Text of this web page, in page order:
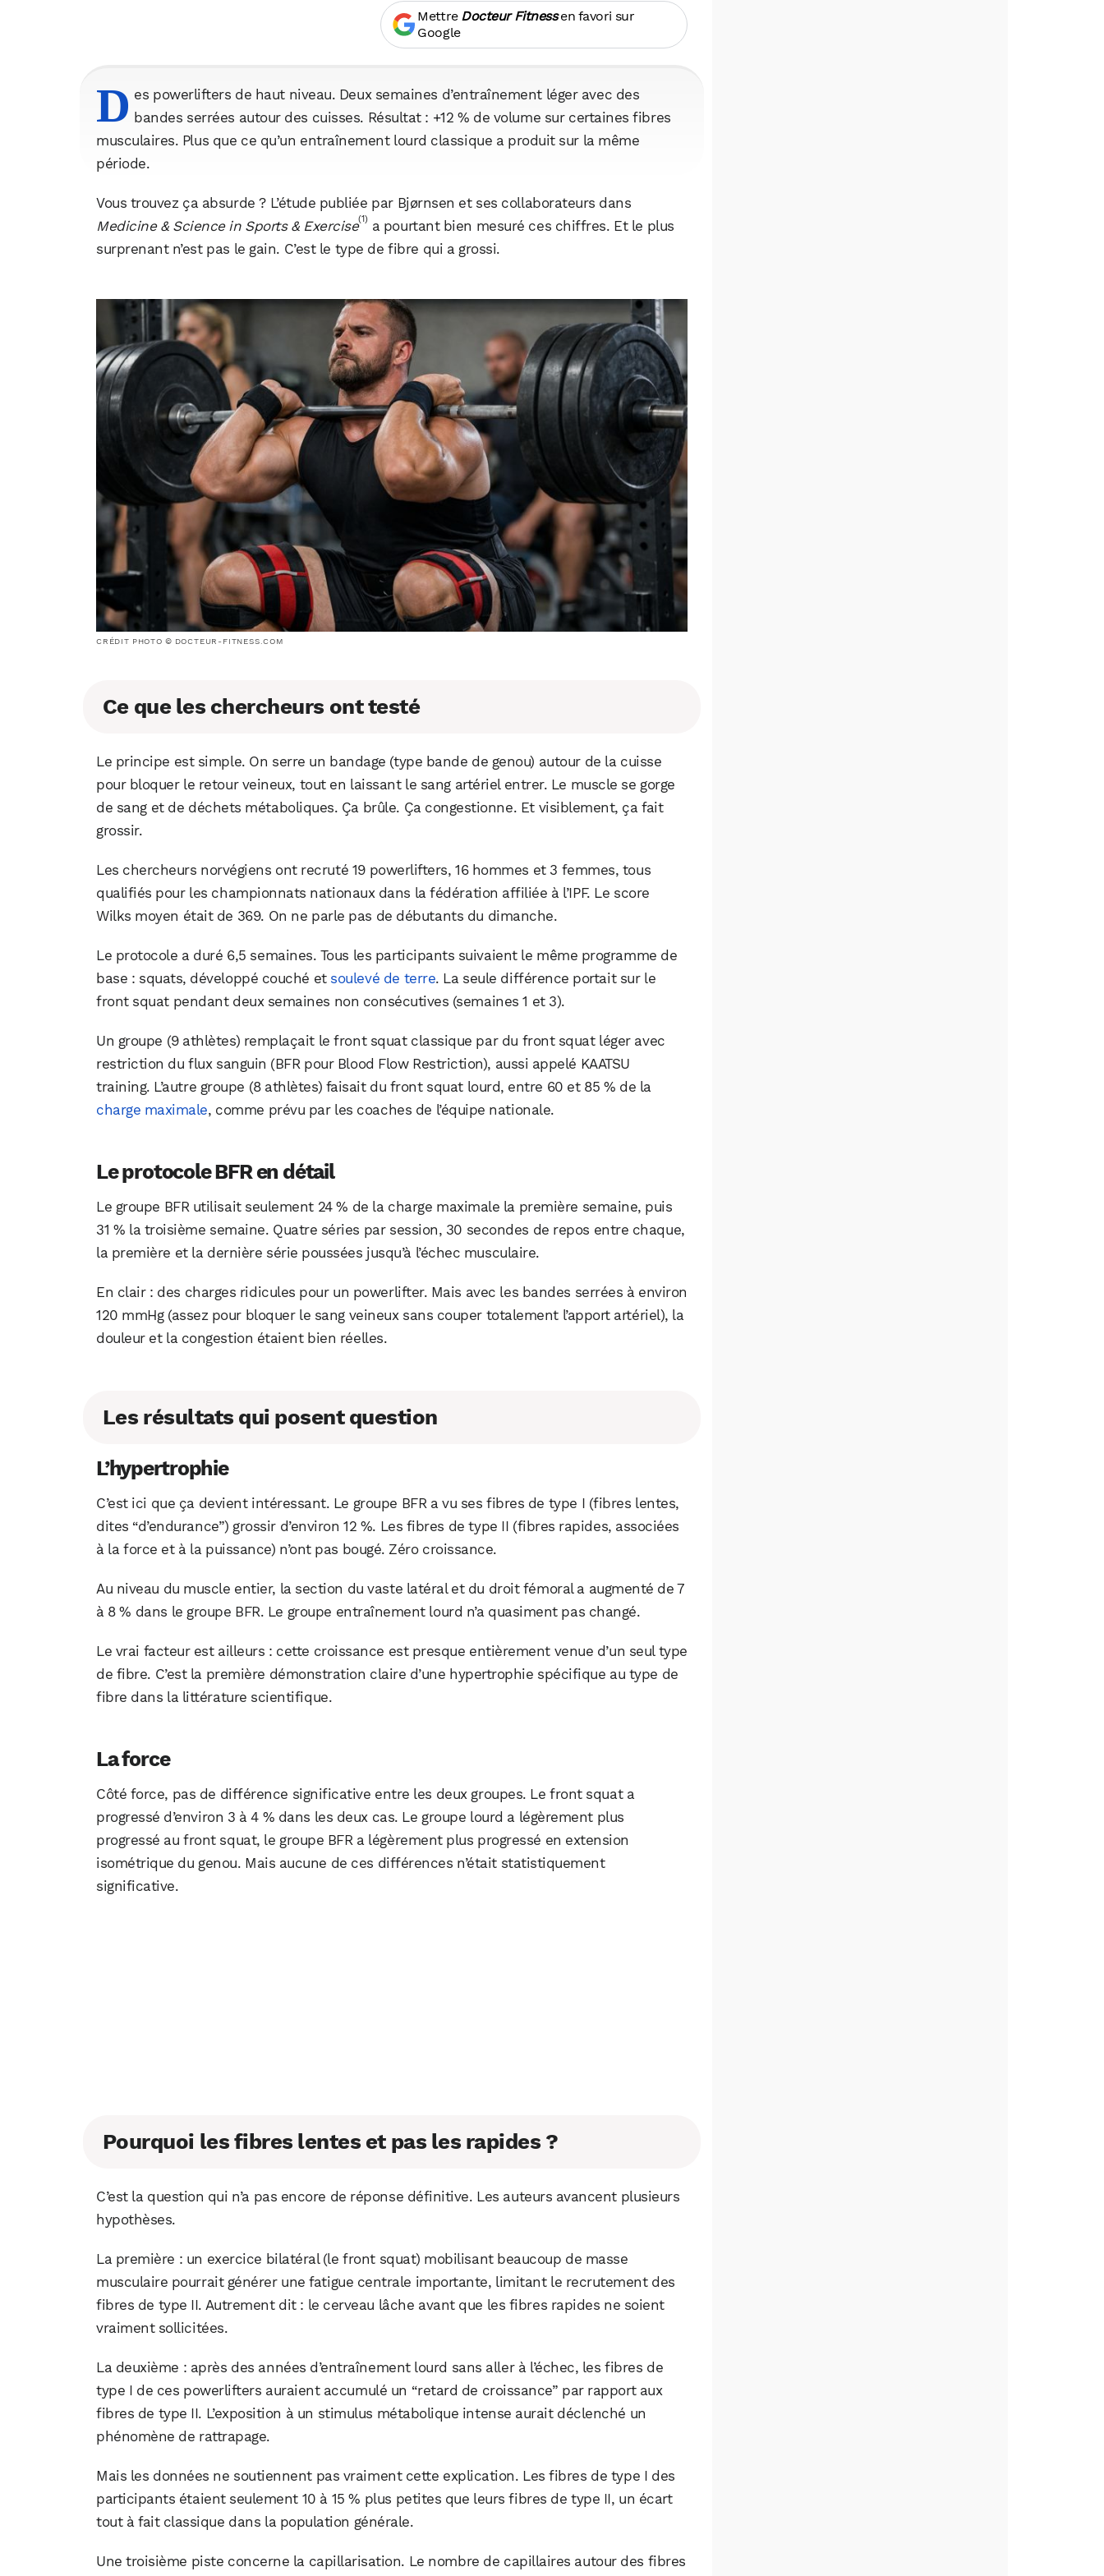
Mettre Docteur Fitnessen favori sur
Google
D es powerlifters de haut niveau. Deux semaines d’entraînement léger avec des
bandes serrées autour des cuisses. Résultat : +12 % de volume sur certaines fibres
musculaires. Plus que ce qu’un entraînement lourd classique a produit sur la même
période.
Vous trouvez ça absurde ? L’étude publiée par Bjørnsen et ses collaborateurs dans
Medicine & Science in Sports & Exercise(1) a pourtant bien mesuré ces chiffres. Et le plus
surprenant n’est pas le gain. C’est le type de fibre qui a grossi.
CRÉDIT PHOTO © DOCTEUR-FITNESS.COM
Ce que les chercheurs ont testé
Le principe est simple. On serre un bandage (type bande de genou) autour de la cuisse
pour bloquer le retour veineux, tout en laissant le sang artériel entrer. Le muscle se gorge
de sang et de déchets métaboliques. Ça brûle. Ça congestionne. Et visiblement, ça fait
grossir.
Les chercheurs norvégiens ont recruté 19 powerlifters, 16 hommes et 3 femmes, tous
qualifiés pour les championnats nationaux dans la fédération affiliée à l’IPF. Le score
Wilks moyen était de 369. On ne parle pas de débutants du dimanche.
Le protocole a duré 6,5 semaines. Tous les participants suivaient le même programme de
base : squats, développé couché et soulevé de terre. La seule différence portait sur le
front squat pendant deux semaines non consécutives (semaines 1 et 3).
Un groupe (9 athlètes) remplaçait le front squat classique par du front squat léger avec
restriction du flux sanguin (BFR pour Blood Flow Restriction), aussi appelé KAATSU
training. L’autre groupe (8 athlètes) faisait du front squat lourd, entre 60 et 85 % de la
charge maximale, comme prévu par les coaches de l’équipe nationale.
Le protocole BFR en détail
Le groupe BFR utilisait seulement 24 % de la charge maximale la première semaine, puis
31 % la troisième semaine. Quatre séries par session, 30 secondes de repos entre chaque,
la première et la dernière série poussées jusqu’à l’échec musculaire.
En clair : des charges ridicules pour un powerlifter. Mais avec les bandes serrées à environ
120 mmHg (assez pour bloquer le sang veineux sans couper totalement l’apport artériel), la
douleur et la congestion étaient bien réelles.
Les résultats qui posent question
L’hypertrophie
C’est ici que ça devient intéressant. Le groupe BFR a vu ses fibres de type I (fibres lentes,
dites “d’endurance”) grossir d’environ 12 %. Les fibres de type II (fibres rapides, associées
à la force et à la puissance) n’ont pas bougé. Zéro croissance.
Au niveau du muscle entier, la section du vaste latéral et du droit fémoral a augmenté de 7
à 8 % dans le groupe BFR. Le groupe entraînement lourd n’a quasiment pas changé.
Le vrai facteur est ailleurs : cette croissance est presque entièrement venue d’un seul type
de fibre. C’est la première démonstration claire d’une hypertrophie spécifique au type de
fibre dans la littérature scientifique.
La force
Côté force, pas de différence significative entre les deux groupes. Le front squat a
progressé d’environ 3 à 4 % dans les deux cas. Le groupe lourd a légèrement plus
progressé au front squat, le groupe BFR a légèrement plus progressé en extension
isométrique du genou. Mais aucune de ces différences n’était statistiquement
significative.
Pourquoi les fibres lentes et pas les rapides ?
C’est la question qui n’a pas encore de réponse définitive. Les auteurs avancent plusieurs
hypothèses.
La première : un exercice bilatéral (le front squat) mobilisant beaucoup de masse
musculaire pourrait générer une fatigue centrale importante, limitant le recrutement des
fibres de type II. Autrement dit : le cerveau lâche avant que les fibres rapides ne soient
vraiment sollicitées.
La deuxième : après des années d’entraînement lourd sans aller à l’échec, les fibres de
type I de ces powerlifters auraient accumulé un “retard de croissance” par rapport aux
fibres de type II. L’exposition à un stimulus métabolique intense aurait déclenché un
phénomène de rattrapage.
Mais les données ne soutiennent pas vraiment cette explication. Les fibres de type I des
participants étaient seulement 10 à 15 % plus petites que leurs fibres de type II, un écart
tout à fait classique dans la population générale.
Une troisième piste concerne la capillarisation. Le nombre de capillaires autour des fibres